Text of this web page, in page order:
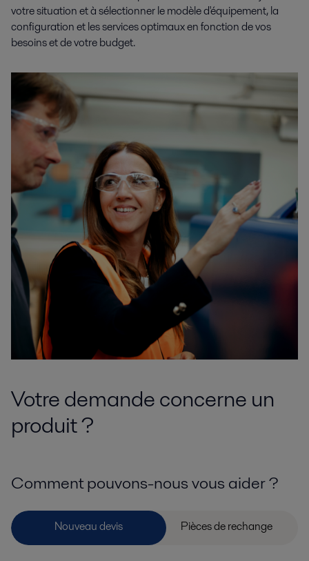
votre situation et à sélectionner le modèle d'équipement, la
configuration et les services optimaux en fonction de vos
besoins et de votre budget.
Votre demande concerne un
produit ?
Comment pouvons-nous vous aider ?